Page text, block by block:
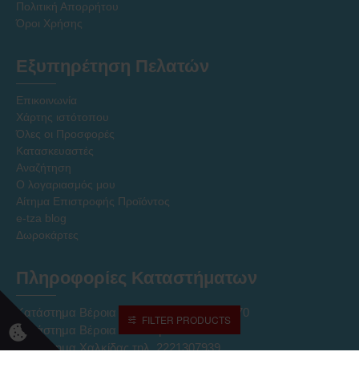
Πολιτική Απορρήτου
Όροι Χρήσης
Εξυπηρέτηση Πελατών
Επικοινωνία
Χάρτης ιστότοπου
Όλες οι Προσφορές
Κατασκευαστές
Αναζήτηση
Ο λογαριασμός μου
Αίτημα Επιστροφής Προϊόντος
e-tza blog
Δωροκάρτες
Πληροφορίες Καταστήματων
Κατάστημα Βέροια Κέντρο τηλ. 2331027170
Κατάστημα Βέροια ΝΠΟ τηλ. 2331027237
Κατάστημα Χαλκίδας τηλ. 2221307939
FILTER PRODUCTS